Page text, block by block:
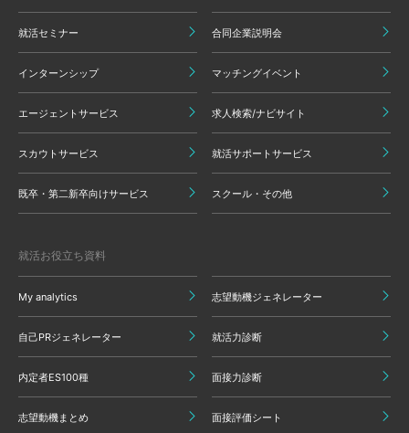
就活セミナー 合同企業説明会
インターンシップ マッチングイベント
エージェントサービス 求人検索/ナビサイト
スカウトサービス 就活サポートサービス
既卒・第二新卒向けサービス スクール・その他
就活お役立ち資料
My analytics 志望動機ジェネレーター
自己PRジェネレーター 就活力診断
内定者ES100種 面接力診断
志望動機まとめ 面接評価シート